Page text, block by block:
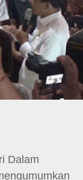
Dalam